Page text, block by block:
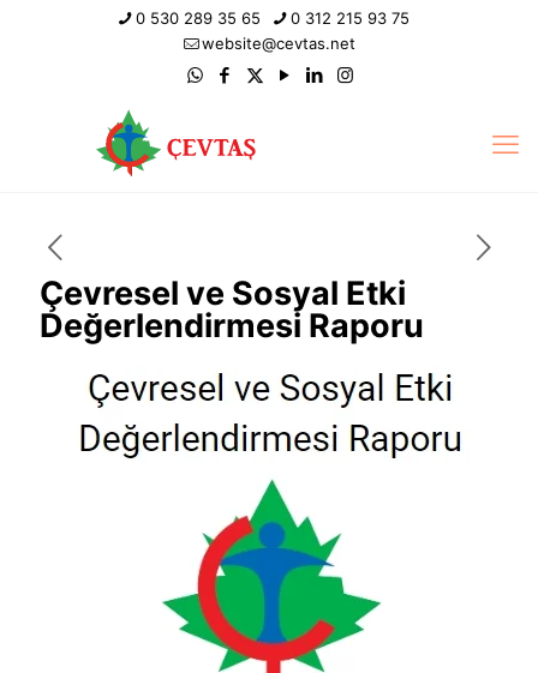
0 530 289 35 65
0 312 215 93 75
website@cevtas.net
Çevresel ve Sosyal Etki
Değerlendirmesi Raporu